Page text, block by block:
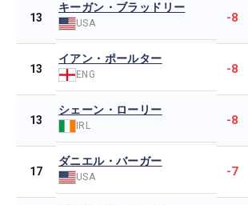
13
キーガン・ブラッドリー
USA -8
13
イアン・ポールター
ENG -8
13
シェーン・ローリー
IRL -8
17
ダニエル・バーガー
USA -7